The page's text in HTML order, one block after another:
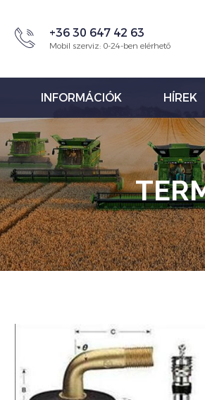
+36 30 647 42 63
Mobil szerviz: 0-24-ben elérhető
INFORMÁCIÓK HÍREK